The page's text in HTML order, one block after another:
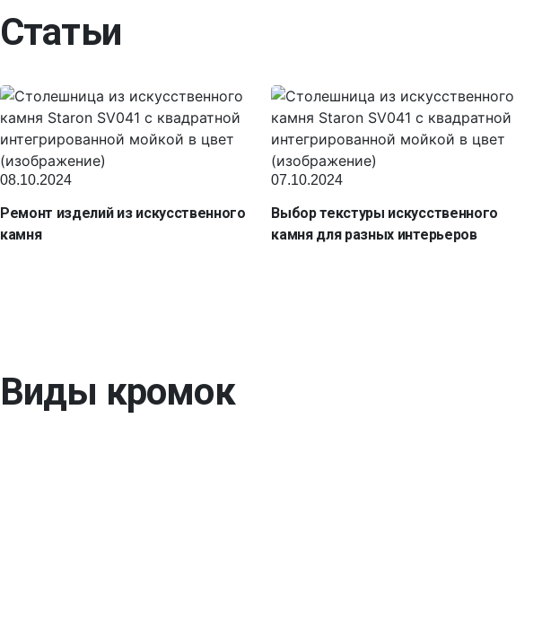
Статьи
08.10.2024
Ремонт изделий из искусственного
камня
07.10.2024
Выбор текстуры искусственного
камня для разных интерьеров
Виды кромок